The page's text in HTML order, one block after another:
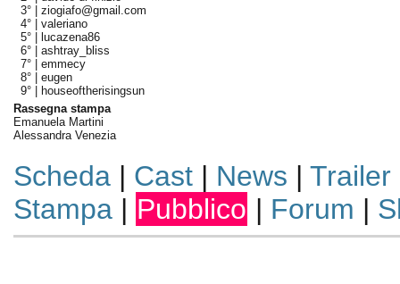
3° | ziogiafo@gmail.com
4° | valeriano
5° |
lucazena86
6° | ashtray_bliss
7° | emmecy
8° | eugen
9° |
houseoftherisingsun
Rassegna stampa
Emanuela Martini
Alessandra Venezia
Scheda| Cast| News | Trailer
Stampa| Pubblico | Forum |